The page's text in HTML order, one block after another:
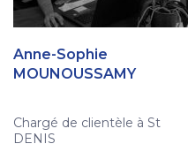
Anne-Sophie
MOUNOUSSAMY
Chargé de clientèle à St
DENIS